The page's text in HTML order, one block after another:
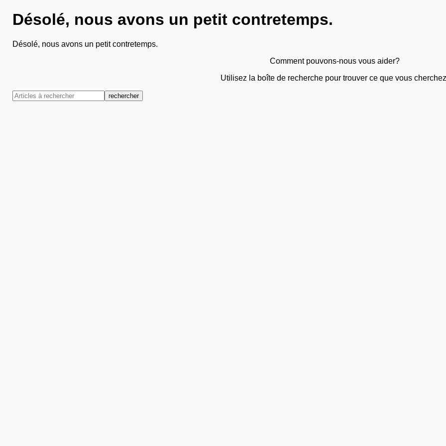
Désolé, nous avons un petit contretemps.
Désolé, nous avons un petit contretemps.
Comment pouvons-nous vous aider?
Utilisez la boîte de recherche pour trouver ce que vous
rechercher